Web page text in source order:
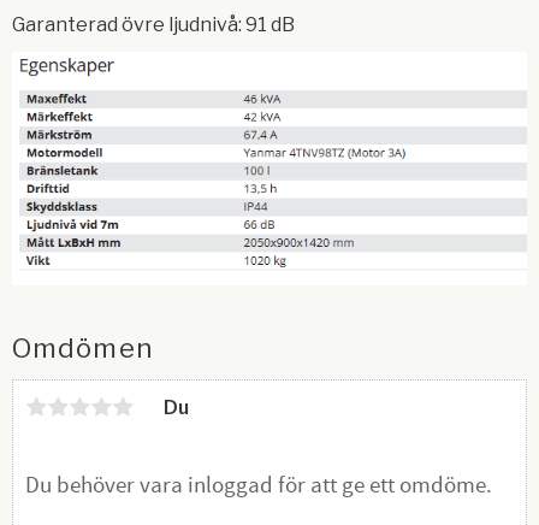
Garanterad övre ljudnivå: 91 dB
Omdömen
Du